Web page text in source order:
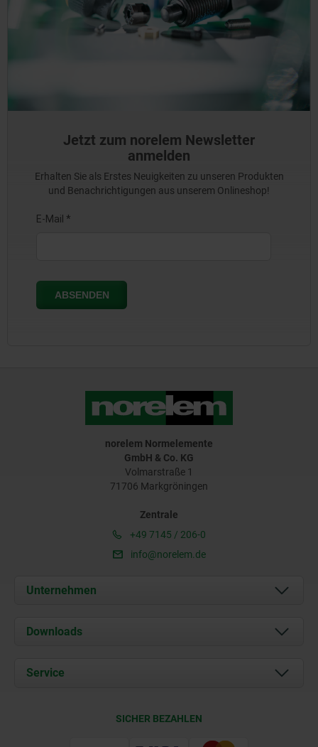
Jetzt zum norelem Newsletter
anmelden
Erhalten Sie als Erstes Neuigkeiten zu unseren Produkten
und Benachrichtigungen aus unserem Onlineshop!
norelem Normelemente
GmbH & Co. KG
Volmarstraße 1
71706 Markgröningen
Zentrale
+49 7145 / 206-0
info@norelem.de
Unternehmen
Über uns
Karriere
Downloads
Dokumente
Service
SICHER BEZAHLEN